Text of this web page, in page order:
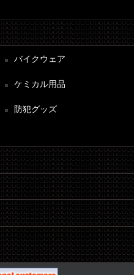
バイクウェア
ケミカル用品
防犯グッズ